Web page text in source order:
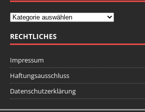
RECHTLICHES
Impressum
Haftungsausschluss
Datenschutzerklärung